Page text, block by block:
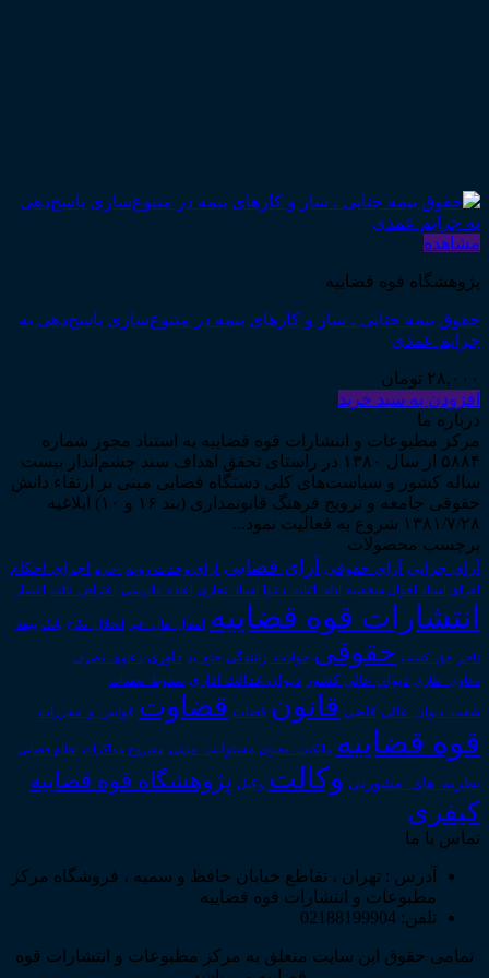
مشاهده
پژوهشگاه قوه قضاییه
حقوق بیمه جنایی ـ ساز و کارهای بیمه در متنوع‌سازی پاسخ‌دهی به
جرایم عمدی
۲۸,۰۰۰ تومان
افزودن به سبد خرید
درباره ما
مرکز مطبوعات و انتشارات قوه قضاییه به استناد مجوز شماره
۵۸۸۴ از سال ۱۳۸۰ در راستای تحقق اهداف سند چشم‌انداز بیست
ساله کشور و سیاست‌های کلی دستگاه قضایی مبنی بر ارتقاء دانش
حقوقی جامعه و ترویج فرهنگ قانونمداری (بند ۱۶ و ۱۰) ابلاغیه
۱۳۸۱/۷/۲۸ شروع به فعالیت نمود...
برچسب محصولات
آرای جزایی آرای حقوقی آرای قضایی آرای وحدت رویه اجاره اجرای احکام
اجرای اسناد احوال شخصیه ادله_اثبات_دعوا اسناد_تجاری اعاده_دادرسی اعتراض_ثالث اعسار
انتشارات قوه قضاییه انتقال_مال_غیر انحلال_نکاح بانک بیمه
تاجر حق_کسب حقوقی حوادث_رانندگی خلع_ید داوری دعاوی_تصرف
دعاوی_طاری دیوان عالی کشور دیوان عدالت اداری سقوط_تعهدات
شعب_دیوان_عالی قاضی قانون قضات قضاوت قوانین_و_مقررات
قوه قضاییه مالکیت_معنوی مسئولیت_مدنی مشروح مذاکرات نظام قضایی
نظریه_های_مشورتی وکالت وکیل پژوهشگاه قوه قضاییه
کیفری
تماس با ما
آدرس : تهران ، تقاطع خیابان حافظ و سمیه ، فروشگاه مرکز
مطبوعات و انتشارات قوه قضاییه
تلفن: 02188199904
تمامی حقوق این سایت متعلق به مرکز مطبوعات و انتشارات قوه